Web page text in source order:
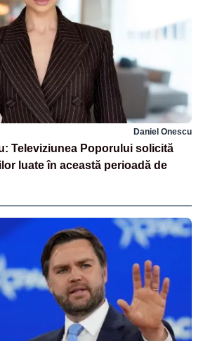
Daniel Onescu
Televiziunea Poporului solicită
luate în această perioadă de